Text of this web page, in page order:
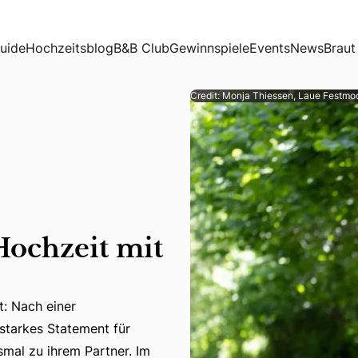
HochzeitsblogB&B ClubGewinnspieleEventsNews
mit
einer schmerzhaften Trennung heiratete sie sich
Nach einer
Statement für
zu ihrem Partner. Im
Credit: Monja Thiessen, Laue